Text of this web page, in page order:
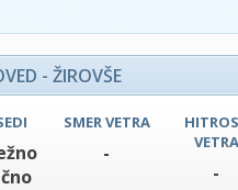
- ŽIROVŠE
SMER VETRA
-
VETRA
-